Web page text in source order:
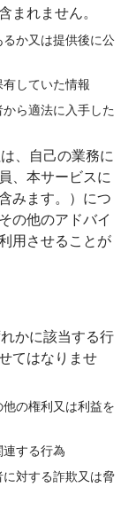
まれません。
るか又は提供後に公
有していた情報
から適法に入手した
、自己の業務に
、本サービスに
みます。）につ
の他のアドバイ
用させることが
かに該当する行
てはなりませ
他の権利又は利益を
連する行為
に対する詐欺又は脅